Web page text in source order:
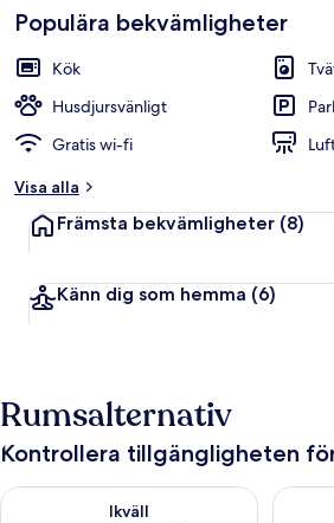
Populära bekvämligheter
Kök
Husdjursvänligt
Gratis wi-fi
Visa alla
Främsta bekvämligheter (8)
Känn dig som hemma (6)
Rumsalternativ
Kontrollera tillgängligheten
Ikväll
Kontrollera tillgängligheten för ikväll